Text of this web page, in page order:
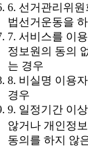
6. 선거관리위
법선거운동을
7. 서비스를 이
정보원의 동의
는 경우
8. 비실명 이용
경우
9. 일정기간 이
않거나 개인정
동의를 하지 않